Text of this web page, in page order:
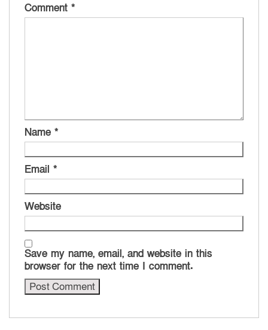
Comment *
Name *
Email *
Website
Save my name, email, and website in this
browser for the next time I comment.